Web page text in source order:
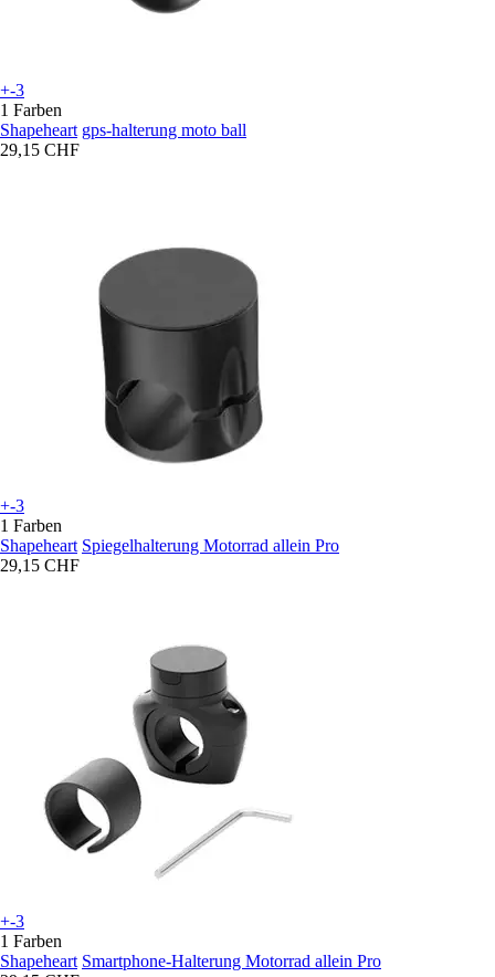
+-3
1 Farben
Shapeheart gps-halterung moto ball
29,15 CHF
+-3
1 Farben
Shapeheart Spiegelhalterung Motorrad allein Pro
29,15 CHF
+-3
1 Farben
Shapeheart Smartphone-Halterung Motorrad allein Pro